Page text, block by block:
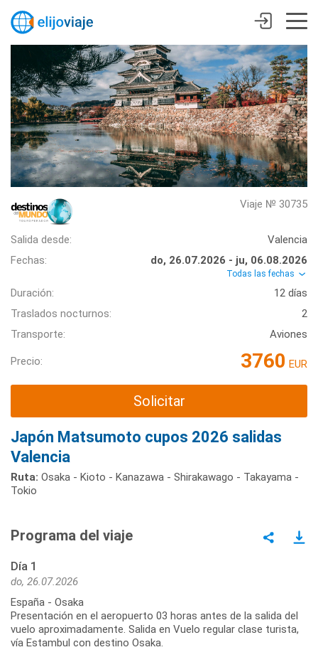
Viaje № 30735
Salida desde:
Valencia
Fechas:
do, 26.07.2026 - ju, 06.08.2026
Todas las fechas
Duración:
12 días
Traslados nocturnos:
2
Transporte:
Aviones
Precio: 3760 EUR
Solicitar
Japón Matsumoto cupos 2026 salidas
Valencia
Ruta: Osaka - Kioto - Kanazawa - Shirakawago - Takayama -
Tokio
Programa del viaje
Día 1
do, 26.07.2026
España - Osaka
Presentación en el aeropuerto 03 horas antes de la salida del
vuelo aproximadamente. Salida en Vuelo regular clase turista,
vía Estambul con destino Osaka.